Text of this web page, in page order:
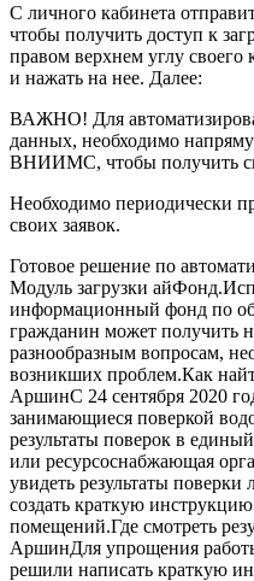
С личного кабинета
чтобы получить доступ к
правом верхнем углу своего
и нажать на нее. Далее:
ВАЖНО! Для
данных, необходимо
ВНИИМС, чтобы получить
Необходимо периодически
своих заявок.
Готовое решение по
Модуль загрузки
информационный фонд по
гражданин может
разнообразным вопросам,
возникших проблем.Как
АршинС 24 сентября 2020
занимающиеся поверкой
результаты поверок в
или ресурсоснабжающая
увидеть результаты
создать краткую
помещений.Где смотреть
АршинДля упрощения
решили написать краткую